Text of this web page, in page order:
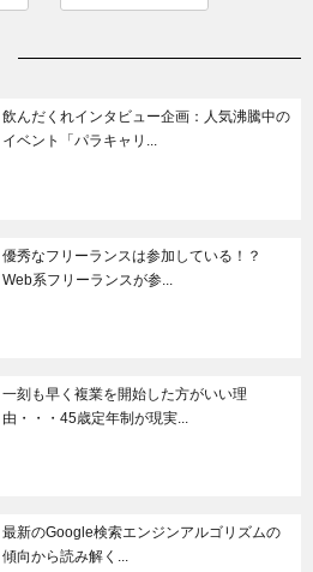
飲んだくれインタビュー企画：人気沸騰中の
イベント「パラキャリ...
優秀なフリーランスは参加している！？
Web系フリーランスが参...
一刻も早く複業を開始した方がいい理
由・・・45歳定年制が現実...
最新のGoogle検索エンジンアルゴリズムの
傾向から読み解く...